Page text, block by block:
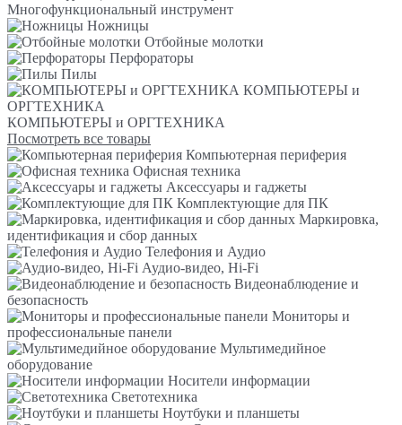
Многофункциональный инструмент
Ножницы
Отбойные молотки
Перфораторы
Пилы
КОМПЬЮТЕРЫ и
ОРГТЕХНИКА
КОМПЬЮТЕРЫ и ОРГТЕХНИКА
Посмотреть все товары
Компьютерная периферия
Офисная техника
Аксессуары и гаджеты
Комплектующие для ПК
Маркировка,
идентификация и сбор данных
Телефония и Аудио
Аудио-видео, Hi-Fi
Видеонаблюдение и
безопасность
Мониторы и
профессиональные панели
Мультимедийное
оборудование
Носители информации
Светотехника
Ноутбуки и планшеты